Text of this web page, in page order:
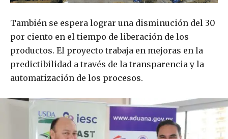
También se espera lograr una disminución del 30
por ciento en el tiempo de liberación de los
productos. El proyecto trabaja en mejoras en la
predictibilidad a través de la transparencia y la
automatización de los procesos.